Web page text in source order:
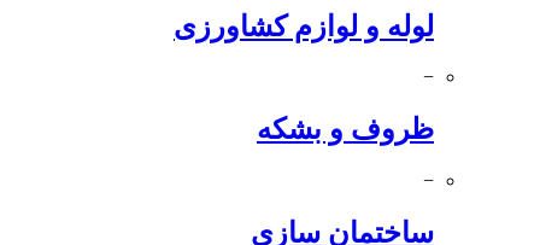
لوله و لوازم کشاورزی
−
ظروف و بشکه
−
ساختمان سازی